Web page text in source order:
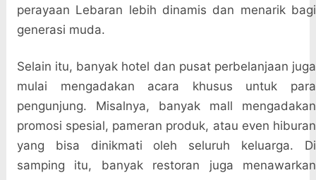
perayaan Lebaran lebih dinamis dan menarik bagi
generasi muda.
Selain itu, banyak hotel dan pusat perbelanjaan juga
mulai mengadakan acara khusus untuk para
pengunjung. Misalnya, banyak mall mengadakan
promosi spesial, pameran produk, atau even hiburan
yang bisa dinikmati oleh seluruh keluarga. Di
samping itu, banyak restoran juga menawarkan